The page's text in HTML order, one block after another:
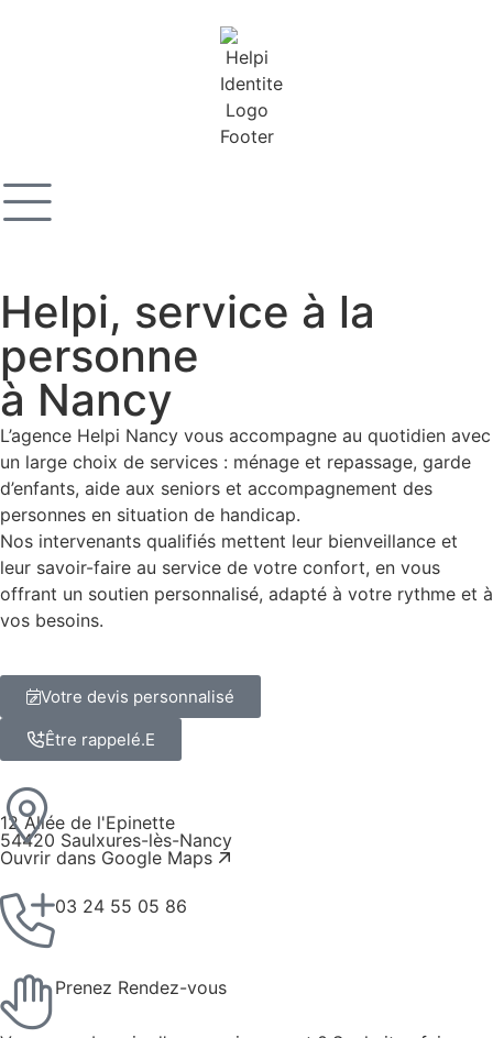
Helpi, service à la
personne
à Nancy
L’agence Helpi Nancy vous accompagne au quotidien avec
un large choix de services : ménage et repassage, garde
d’enfants, aide aux seniors et accompagnement des
personnes en situation de handicap.
Nos intervenants qualifiés mettent leur bienveillance et
leur savoir-faire au service de votre confort, en vous
offrant un soutien personnalisé, adapté à votre rythme et à
vos besoins.
Votre devis personnalisé
Être rappelé.E
12 Allée de l'Epinette
54420 Saulxures-lès-Nancy
Ouvrir dans Google Maps
03 24 55 05 86
Prenez Rendez-vous